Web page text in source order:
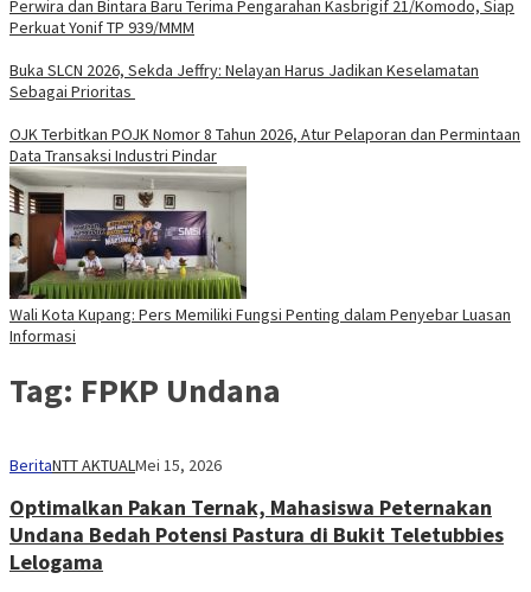
Perwira dan Bintara Baru Terima Pengarahan Kasbrigif 21/Komodo, Siap
Perkuat Yonif TP 939/MMM
Buka SLCN 2026, Sekda Jeffry: Nelayan Harus Jadikan Keselamatan
Sebagai Prioritas
OJK Terbitkan POJK Nomor 8 Tahun 2026, Atur Pelaporan dan Permintaan
Data Transaksi Industri Pindar
Wali Kota Kupang: Pers Memiliki Fungsi Penting dalam Penyebar Luasan
Informasi
Tag: FPKP Undana
BeritaNTT AKTUALMei 15, 2026
Optimalkan Pakan Ternak, Mahasiswa Peternakan
Undana Bedah Potensi Pastura di Bukit Teletubbies
Lelogama